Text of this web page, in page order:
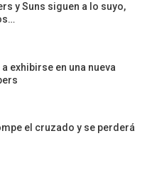
y Suns siguen a lo suyo,
exhibirse en una nueva
el cruzado y se perderá